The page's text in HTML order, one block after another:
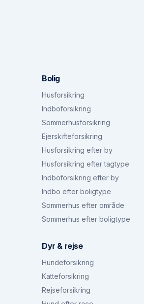
Bolig
Husforsikring
Indboforsikring
Sommerhusforsikring
Ejerskifteforsikring
Husforsikring efter by
Husforsikring efter tagtype
Indboforsikring efter by
Indbo efter boligtype
Sommerhus efter område
Sommerhus efter boligtype
Dyr & rejse
Hundeforsikring
Katteforsikring
Rejseforsikring